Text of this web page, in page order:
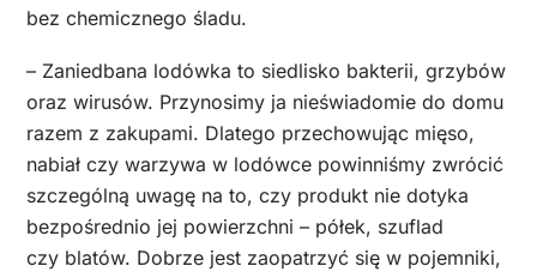
bez chemicznego śladu.
– Zaniedbana lodówka to siedlisko bakterii, grzybów
oraz wirusów. Przynosimy ja nieświadomie do domu
razem z zakupami. Dlatego przechowując mięso,
nabiał czy warzywa w lodówce powinniśmy zwrócić
szczególną uwagę na to, czy produkt nie dotyka
bezpośrednio jej powierzchni – półek, szuflad
czy blatów. Dobrze jest zaopatrzyć się w pojemniki,